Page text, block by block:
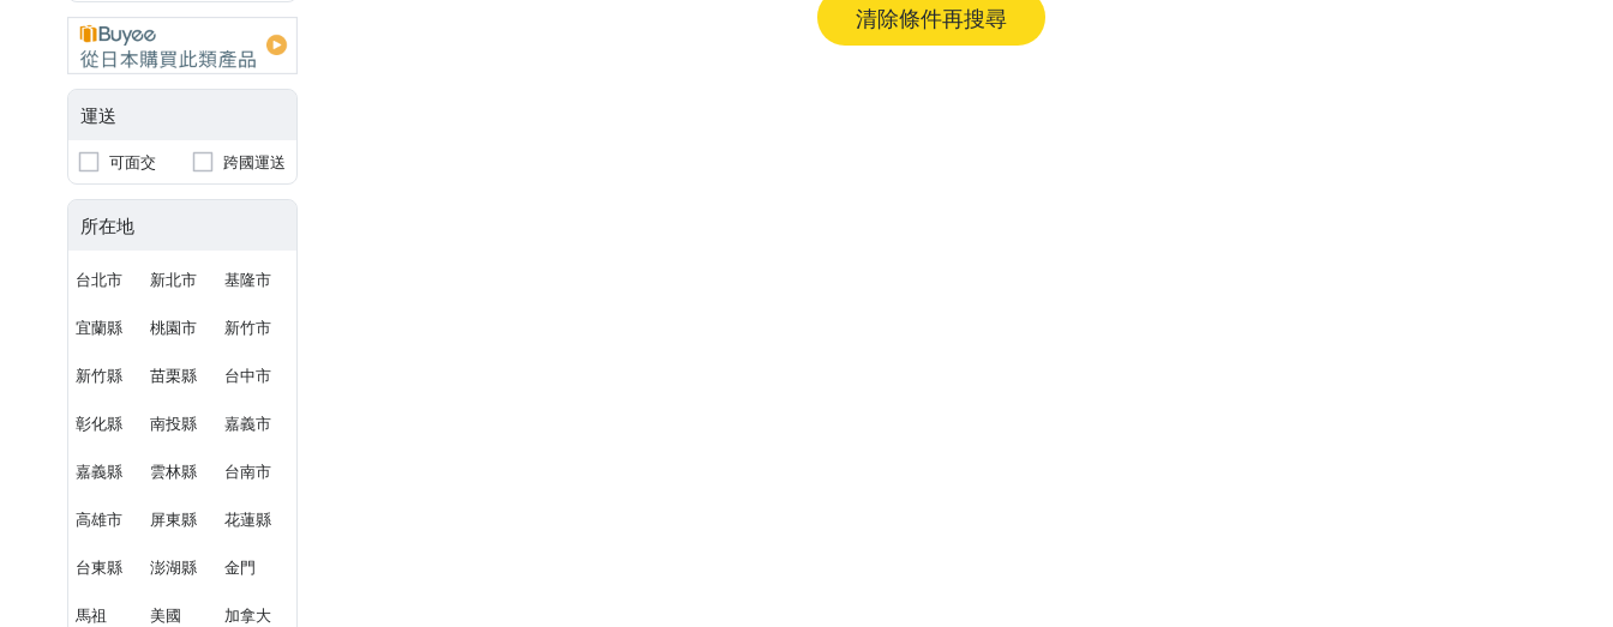
運送
可面交 跨國運送
所在地
台北市 新北市 基隆市
宜蘭縣 桃園市 新竹市
新竹縣 苗栗縣 台中市
彰化縣 南投縣 嘉義市
嘉義縣 雲林縣 台南市
高雄市 屏東縣 花蓮縣
台東縣 澎湖縣 金門
馬祖 美國 加拿大
清除條件再搜尋